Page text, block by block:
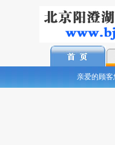
亲爱的顾客